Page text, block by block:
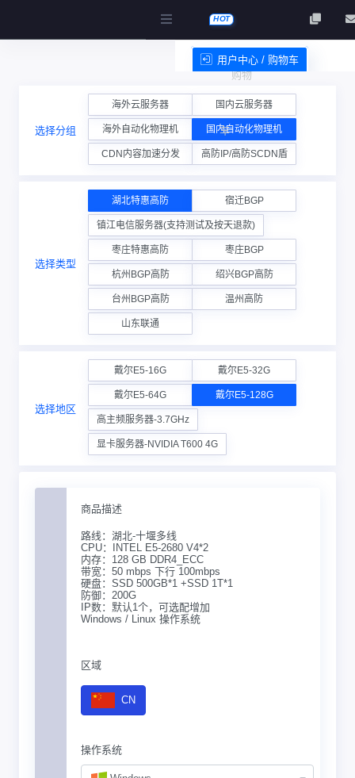
HOT
购物
车
用户中心 / 购物车
服务条款
选择分组
海外云服务器 国内云服务器
海外自动化物理机 国内自动化物理机
CDN内容加速分发 高防IP/高防SCDN盾
选择类型
湖北特惠高防 宿迁BGP
镇江电信服务器(支持测试及按天退款)
枣庄特惠高防 枣庄BGP
杭州BGP高防 绍兴BGP高防
台州BGP高防 温州高防
山东联通
选择地区
戴尔E5-16G 戴尔E5-32G
戴尔E5-64G 戴尔E5-128G
高主频服务器-3.7GHz
显卡服务器-NVIDIA T600 4G
商品描述
路线：湖北-十堰多线
CPU：INTEL E5-2680 V4*2
内存：128 GB DDR4_ECC
带宽：50 mbps 下行 100mbps
硬盘：SSD 500GB*1 +SSD 1T*1
防御：200G
IP数：默认1个，可选配增加
Windows / Linux 操作系统
区域
CN
操作系统